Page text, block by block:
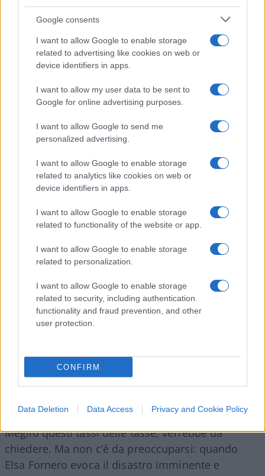
Google consents
I want to allow Google to enable storage
related to advertising like cookies on web or
device identifiers in apps.
I want to allow my user data to be sent to
Google for online advertising purposes.
I want to allow Google to send me
personalized advertising.
I want to allow Google to enable storage
related to analytics like cookies on web or
device identifiers in apps.
I want to allow Google to enable storage
related to functionality of the website or app.
I want to allow Google to enable storage
related to personalization.
I want to allow Google to enable storage
related to security, including authentication
functionality and fraud prevention, and other
user protection.
CONFIRM
Data Deletion Data Access Privacy and Cookie Policy
addizionali Irpef. In cambio, l’Italia ha ottenuto un
debito pubblico schizzato a oltre 2.040 miliardi e
una disoccupazione giovanile salita dal 27,4% al
33,9%, con punte drammatiche tra le giovani
donne del Mezzogiorno.
Difficile dimenticare che, in quegli anni, il Pil
crollava e il numero dei disoccupati cresceva di
oltre 750.000 unità. Credenziali eccellenti,
verrebbe da dire, per tornare oggi a spiegare
come si salvano i giovani aumentando le tasse.
Meglio i tassi delle tasse
Nel frattempo, piaccia o no, alcuni dati
raccontano una storia diversa. Lo spread è ai
minimi dal 2008, il rating dell’Italia è migliorato
dopo venticinque anni e l’occupazione ha toccato
livelli record. Certo,anche la manovra di
Giorgetti sulle tasse lascia molto a desiderare
sia migliorato rispetto alla narrazione apocalittica
dell’ex ministro.
Meglio questi tassi delle tasse, verrebbe da
chiedere. Ma non c’è da preoccuparsi: quando
Elsa Fornero evoca il disastro imminente e